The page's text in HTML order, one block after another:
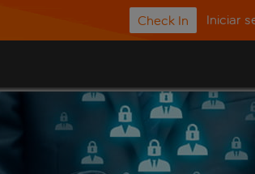
Check In Iniciar